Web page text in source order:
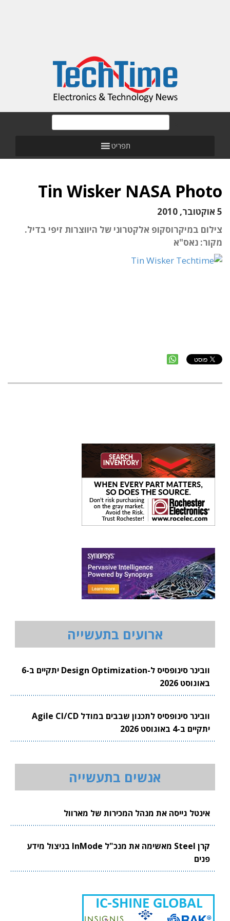
תפריט
Tin Wisker NASA Photo
5 אוקטובר, 2010
צילום במיקרוסקופ אלקטרוני של היווצרות זיפי בדיל.
מקור: נאס"א
ארועים בתעשייה
וובינר סינופסיס ל-Design Optimization יתקיים ב-6
באוגוסט 2026
וובינר סינופסיס לתכנון שבבים במודל Agile CI/CD
יתקיים ב-4 באוגוסט 2026
אנשים בתעשייה
אינטל גייסה את מנהל המכירות של מארוול
קרן Steel מאשימה את מנכ"ל InMode בניצול מידע
פנים